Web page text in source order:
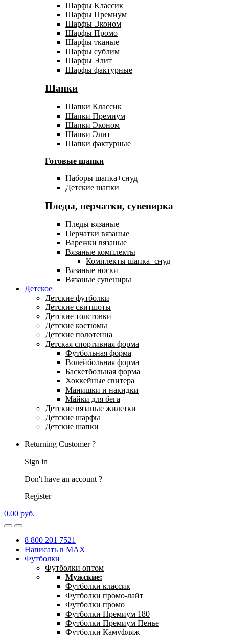
Шарфы Классик
Шарфы Премиум
Шарфы Эконом
Шарфы Промо
Шарфы тканые
Шарфы сублим
Шарфы Элит
Шарфы фактурные
Шапки
Шапки Классик
Шапки Премиум
Шапки Эконом
Шапки Элит
Шапки фактурные
Готовые шапки
Наборы шапка+снуд
Детские шапки
Пледы, перчатки, сувенирка
Пледы вязаные
Перчатки вязаные
Варежки вязаные
Вязаные комплекты
Комплекты шапка+снуд
Вязаные носки
Вязаные сувениры
Детское
Детские футболки
Детские свитшоты
Детские толстовки
Детские костюмы
Детские полотенца
Детская спортивная форма
Футбольная форма
Волейбольная форма
Баскетбольная форма
Хоккейные свитера
Манишки и накидки
Майки для бега
Детские вязаные жилетки
Детские шарфы
Детские шапки
Returning Customer ?
Sign in
Don't have an account ?
Register
0.00 руб.
8 800 201 7521
Написать в MAX
Футболки
Футболки оптом
Мужские:
Футболки классик
Футболки промо-лайт
Футболки промо
Футболки Премиум 180
Футболки Премиум Пенье
Футболки Камуфляж